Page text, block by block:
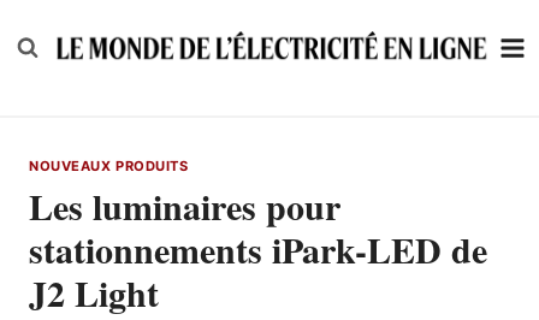
to
NOUVEAUX PRODUITS
Les luminaires pour
stationnements iPark-LED de
J2 Light